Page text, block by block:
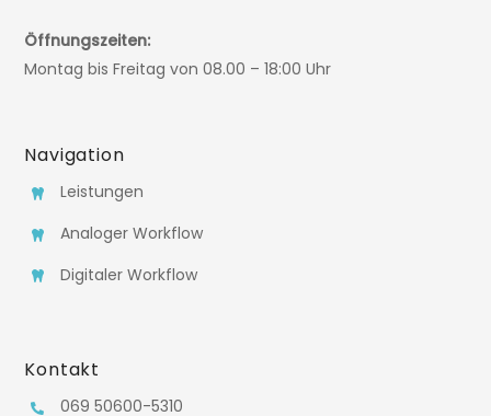
Öffnungszeiten:
Montag bis Freitag von 08.00 – 18:00 Uhr
Navigation
Leistungen
Analoger Workflow
Digitaler Workflow
Kontakt
069 50600-5310